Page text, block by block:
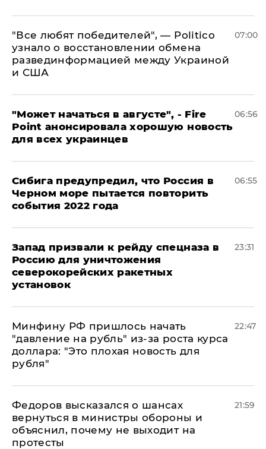
​"Все любят победителей", — Politico
узнало о восстановлении обмена
развединформацией между Украиной
и США
07:00
"Может начаться в августе", - Fire
Point анонсировала хорошую новость
для всех украинцев
06:56
Сибига предупредил, что Россия в
Черном море пытается повторить
события 2022 года
06:55
Запад призвали к рейду спецназа в
Россию для уничтожения
северокорейских ракетных
установок
23:31
Минфину РФ пришлось начать
"давление на рубль" из-за роста курса
доллара: "Это плохая новость для
рубля"
22:47
Федоров высказался о шансах
вернуться в министры обороны и
объяснил, почему не выходит на
протесты
21:59